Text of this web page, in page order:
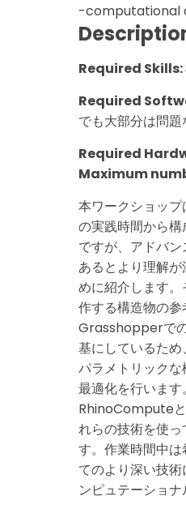
-computational
Required Skills:
Required
でも大部分は問題
Required
Maximum
本ワークショッ
の実践時間から
ですが、アドバ
あるとより理解
めに紹介します
作する構造物の
Grasshopperで
基にしているた
パラメトリック
最適化を行いま
RhinoComputeと
れらの技術を使
す。作業時間中
てのより深い技
ンピュテーショ